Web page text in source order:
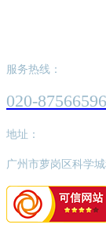
服务热线：
020-87566596
地址：
广州市萝岗区科学